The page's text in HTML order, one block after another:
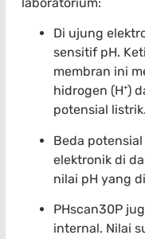
Di ujung
sensitif pH.
membran ini
hidrogen (H⁺)
potensial listrik.
Beda
elektronik di
nilai pH yang
PHscan30P
internal. Nilai